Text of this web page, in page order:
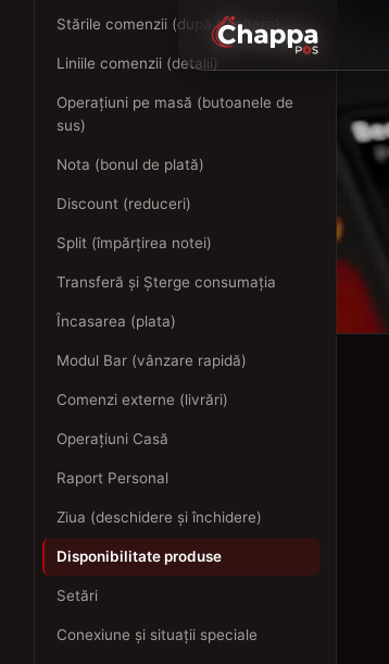
Stările comenzii (după trimitere)
Liniile comenzii (detalii)
Operațiuni pe masă (butoanele de
sus)
Nota (bonul de plată)
Discount (reduceri)
Split (împărțirea notei)
Transferă și Șterge consumația
Încasarea (plata)
Modul Bar (vânzare rapidă)
Comenzi externe (livrări)
Operațiuni Casă
Raport Personal
Ziua (deschidere și închidere)
Disponibilitate produse
Setări
Conexiune și situații speciale